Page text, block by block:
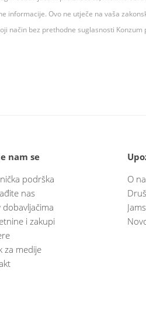
informacije. Ovo ne utječe na vaša
način bez prethodne suglasnosti Konzum
nam se
podrška
nas
dobavljačima
i zakupi
za medije
O